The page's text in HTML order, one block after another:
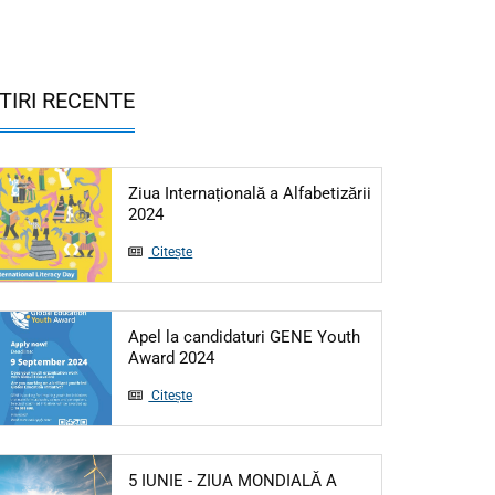
RECENTE
Ziua Internațională a Alfabetizării
2024Articol: Ziua Internațională a Alfabetizării
Citește
Apel la candidaturi GENE Youth
Award 2024Articol: Apel la candidaturi GENE
Citește
5 IUNIE - ZIUA MONDIALĂ A